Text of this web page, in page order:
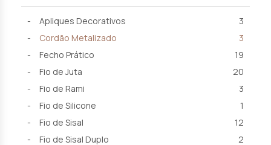
Apliques Decorativos
3
Cordão Metalizado
3
Fecho Prático
19
Fio de Juta
20
Fio de Rami
3
Fio de Silicone
1
Fio de Sisal
12
Fio de Sisal Duplo
2